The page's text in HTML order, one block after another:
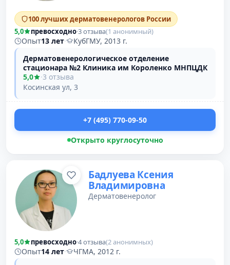
100 лучших дерматовенерологов России
5,0
превосходно·3 отзыва(1 анонимный)
Опыт13 лет·
КубГМУ, 2013 г.
Дерматовенерологическое отделение
стационара №2 Клиника им Короленко МНПЦДК
5,0
·3 отзыва
Косинская ул, 3
+7 (495) 770-09-50
Открыто круглосуточно
Бадлуева Ксения
Владимировна
Дерматовенеролог
5,0 превосходно·4 отзыва(2 анонимных)
Опыт14 лет·
ЧГМА, 2012 г.